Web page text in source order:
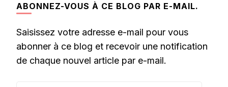
ABONNEZ-VOUS À CE BLOG PAR E-MAIL.
Saisissez votre adresse e-mail pour vous
abonner à ce blog et recevoir une notification
de chaque nouvel article par e-mail.